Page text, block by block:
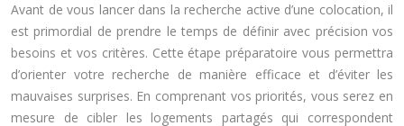
Avant de vous lancer dans la recherche active d’une colocation, il
est primordial de prendre le temps de définir avec précision vos
besoins et vos critères. Cette étape préparatoire vous permettra
d’orienter votre recherche de manière efficace et d’éviter les
mauvaises surprises. En comprenant vos priorités, vous serez en
mesure de cibler les logements partagés qui correspondent